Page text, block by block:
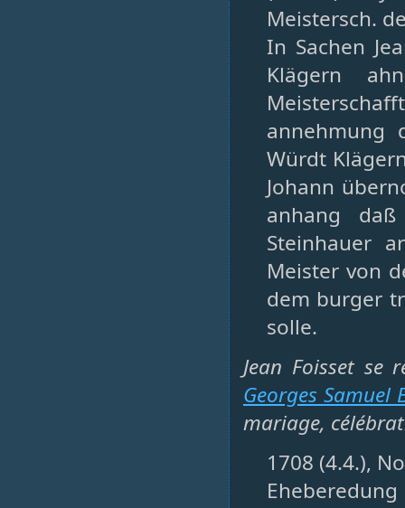
Meistersch.
In Sachen
Klägern
annehmung
Würdt
Johann
anhang
Steinhauer
Meister von
dem burger
solle.
Jean Foisset se
Georges Samuel
mariage,
1708 (4.4.),